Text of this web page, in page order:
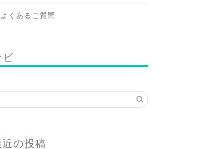
よくあるご質問
ナビ
最近の投稿